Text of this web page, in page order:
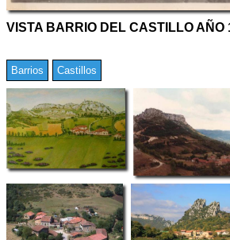
VISTA BARRIO DEL CASTILLO AÑO
Barrios Castillos